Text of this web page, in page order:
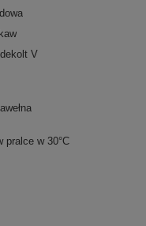
V
pralce w 30°C